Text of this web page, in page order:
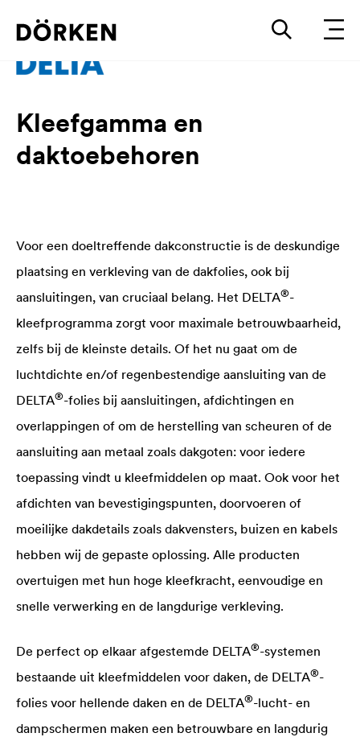
Kleefgamma en
daktoebehoren
Voor een doeltreffende dakconstructie is de deskundige
plaatsing en verkleving van de dakfolies, ook bij
aansluitingen, van cruciaal belang. Het DELTA®-
kleefprogramma zorgt voor maximale betrouwbaarheid,
zelfs bij de kleinste details. Of het nu gaat om de
luchtdichte en/of regenbestendige aansluiting van de
DELTA®-folies bij aansluitingen, afdichtingen en
overlappingen of om de herstelling van scheuren of de
aansluiting aan metaal zoals dakgoten: voor iedere
toepassing vindt u kleefmiddelen op maat. Ook voor het
afdichten van bevestigingspunten, doorvoeren of
moeilijke dakdetails zoals dakvensters, buizen en kabels
hebben wij de gepaste oplossing. Alle producten
overtuigen met hun hoge kleefkracht, eenvoudige en
snelle verwerking en de langdurige verkleving.
De perfect op elkaar afgestemde DELTA®-systemen
bestaande uit kleefmiddelen voor daken, de DELTA®-
folies voor hellende daken en de DELTA®-lucht- en
dampschermen maken een betrouwbare en langdurig